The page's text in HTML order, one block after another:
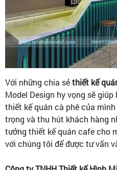
Với những chia sẻthiết kế
Model Design hy vọng sẽ
thiết kế quán cà phê của
trọng và thu hút khách hàng
tưởng thiết kế quán cafe cho
với chúng tôi để được tư vấn